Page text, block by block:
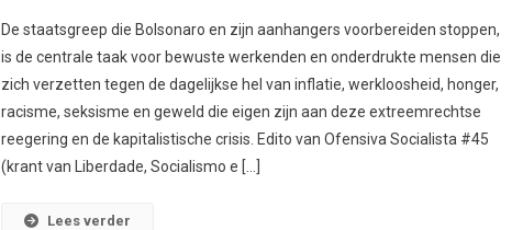
De staatsgreep die Bolsonaro en zijn aanhangers voorbereiden stoppen,
is de centrale taak voor bewuste werkenden en onderdrukte mensen die
zich verzetten tegen de dagelijkse hel van inflatie, werkloosheid, honger,
racisme, seksisme en geweld die eigen zijn aan deze extreemrechtse
reegering en de kapitalistische crisis. Edito van Ofensiva Socialista #45
(krant van Liberdade, Socialismo e […]
Lees verder